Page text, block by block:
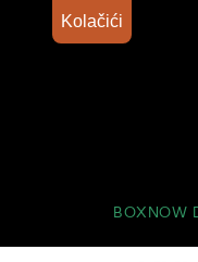
BOXNOW
Kolačići